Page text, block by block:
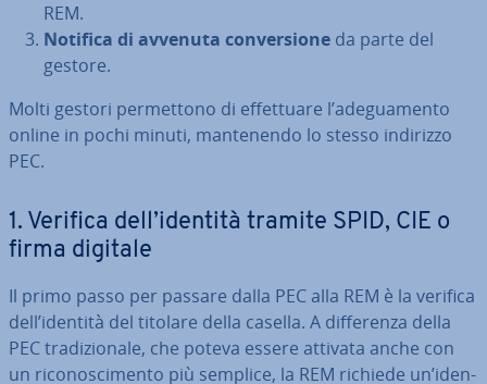
REM.
Notifica di avvenuta con­ver­sio­ne da parte del
gestore.
Molti gestori per­met­to­no di ef­fet­tua­re l’ade­gua­men­to
online in pochi minuti, man­te­nen­do lo stesso indirizzo
PEC.
1. Verifica dell’identità tramite SPID, CIE o
firma digitale
Il primo passo per passare dalla PEC alla REM è la verifica
dell’identità del titolare della casella. A dif­fe­ren­za della
PEC tra­di­zio­na­le, che poteva essere attivata anche con
un ri­co­no­sci­men­to più semplice, la REM richiede un’iden­